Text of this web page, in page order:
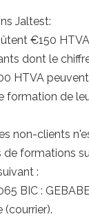
Jaltest:
€150
dont le
HTVA
formation de
non-clients
de formations
:
BIC :